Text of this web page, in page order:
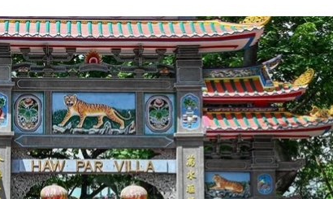
Тайный гость: кафе «Автограф» Тайный гость: ресторан